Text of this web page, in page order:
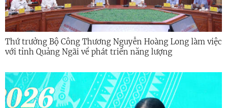
Thứ trưởng Bộ Công Thương Nguyễn Hoàng Long làm việc
với tỉnh Quảng Ngãi về phát triển năng lượng